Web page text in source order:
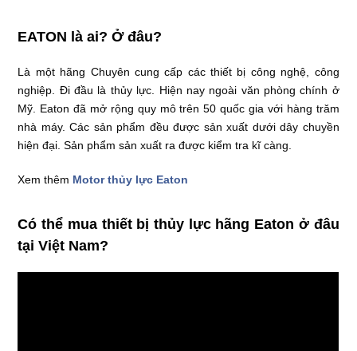
EATON là ai? Ở đâu?
Là một hãng Chuyên cung cấp các thiết bị công nghệ, công
nghiệp. Đi đầu là thủy lực. Hiện nay ngoài văn phòng chính ở
Mỹ. Eaton đã mở rộng quy mô trên 50 quốc gia với hàng trăm
nhà máy. Các sản phẩm đều được sản xuất dưới dây chuyền
hiện đại. Sản phẩm sản xuất ra được kiểm tra kĩ càng.
Xem thêm Motor thủy lực Eaton
Có thể mua thiết bị thủy lực hãng Eaton ở đâu
tại Việt Nam?